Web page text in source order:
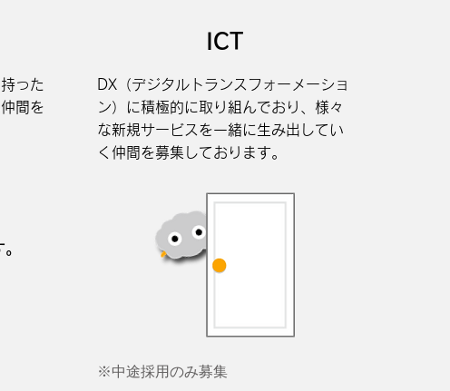
った
間を
ICT
DX（デジタルトランスフォーメーショ
ン）に積極的に取り組んでおり、様々
な新規サービスを一緒に生み出してい
く仲間を募集しております。
​※中途採用のみ募集